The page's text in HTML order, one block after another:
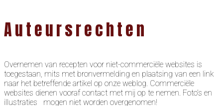
Auteursrechten
Overnemen van recepten voor niet-commerciële websites is
toegestaan, mits met bronvermelding en plaatsing van een link
naar het betreffende artikel op onze weblog. Commerciële
websites dienen vooraf contact met mij op te nemen. Foto’s en
illustraties mogen niet worden overgenomen!